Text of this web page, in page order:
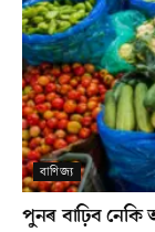
বাণিজ্য
পুনৰ বাঢ়িব নেকি